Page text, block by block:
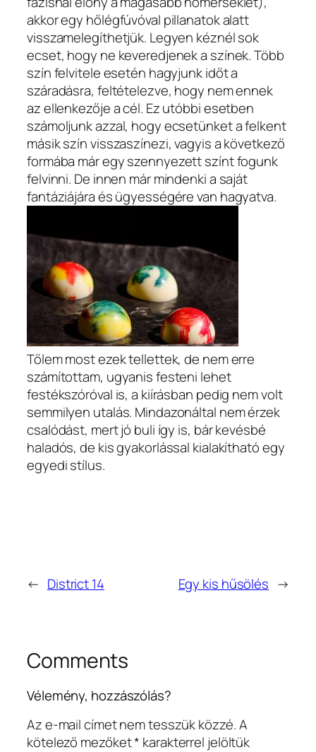
akkor egy hőlégfúvóval pillanatok alatt
visszamelegíthetjük. Legyen kéznél sok
ecset, hogy ne keveredjenek a színek. Több
szín felvitele esetén hagyjunk időt a
száradásra, feltételezve, hogy nem ennek
az ellenkezője a cél. Ez utóbbi esetben
számoljunk azzal, hogy ecsetünket a felkent
másik szín visszaszínezi, vagyis a következő
formába már egy szennyezett színt fogunk
felvinni. De innen már mindenki a saját
fantáziájára és ügyességére van hagyatva.
Tőlem most ezek tellettek, de nem erre
számítottam, ugyanis festeni lehet
festékszóróval is, a kiírásban pedig nem volt
semmilyen utalás. Mindazonáltal nem érzek
csalódást, mert jó buli így is, bár kevésbé
haladós, de kis gyakorlással kialakítható egy
egyedi stílus.
← District 14 Egy kis hűsölés →
Comments
Vélemény, hozzászólás?
Az e-mail címet nem tesszük közzé.A
kötelező mezőket* karakterrel jelöltük